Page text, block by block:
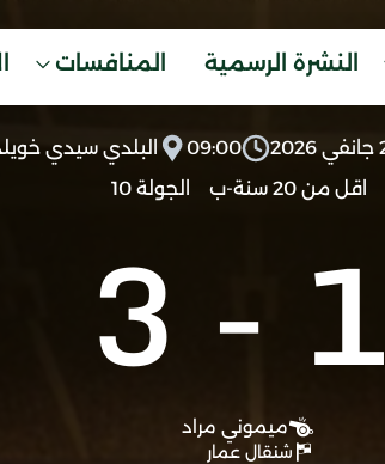
النشرة الرسمية المنافسات
09:00
البلدي سيدي
اقل من 20 سنة-ب
الجولة 10
1
-
3
ميموني مراد
شنقال عمار